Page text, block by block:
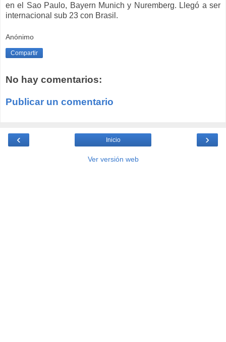
en el Sao Paulo, Bayern Munich y Nuremberg. Llegó a ser
internacional sub 23 con Brasil.
Anónimo
Compartir
No hay comentarios:
Publicar un comentario
‹ ›
Inicio
Ver versión web